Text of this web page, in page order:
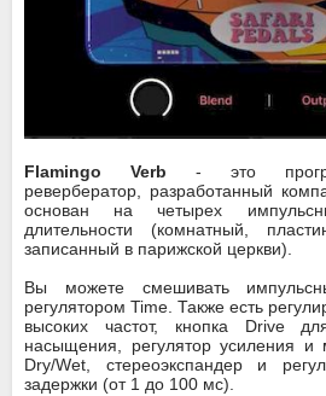
Flamingo Verb - это
ревербератор, разработанный
основан на четырех
длительности (комнатный,
записанный в парижской церкви).
Вы можете смешивать
регулятором Time. Также есть
высоких частот, кнопка Drive
насыщения, регулятор усиления и
Dry/Wet, стереоэкспандер и
задержки (от 1 до 100 мс).